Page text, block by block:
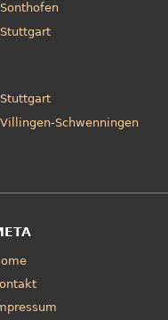
Sonthofen
Stuttgart
Stuttgart
Villingen-Schwenningen